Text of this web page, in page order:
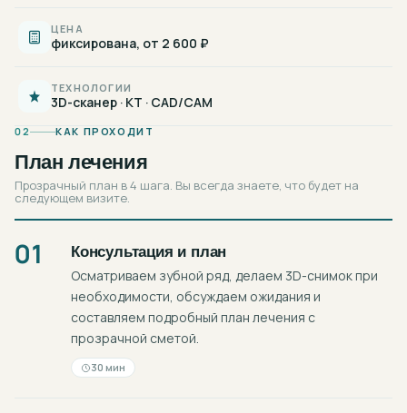
ЦЕНА
фиксирована, от 2 600 ₽
ТЕХНОЛОГИИ
3D-сканер · КТ · CAD/CAM
02 КАК ПРОХОДИТ
План лечения
Прозрачный план в 4 шага. Вы всегда знаете, что будет на
следующем визите.
01 Консультация и план
Осматриваем зубной ряд, делаем 3D-снимок при
необходимости, обсуждаем ожидания и
составляем подробный план лечения с
прозрачной сметой.
30 мин